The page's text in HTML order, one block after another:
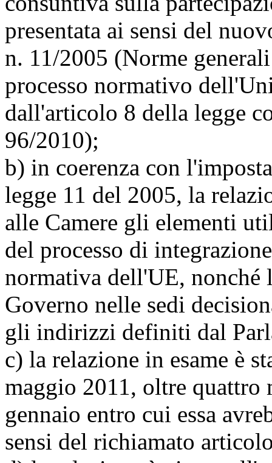
presentata ai sensi del
n. 11/2005 (Norme
processo normativo
dall'articolo 8 della legge
96/2010);
b) in coerenza con
legge 11 del 2005, la
alle Camere gli elementi
del processo di
normativa dell'UE, nonché
Governo nelle sedi
gli indirizzi definiti dal
c) la relazione in esame è
maggio 2011, oltre quattro
gennaio entro cui essa
sensi del richiamato